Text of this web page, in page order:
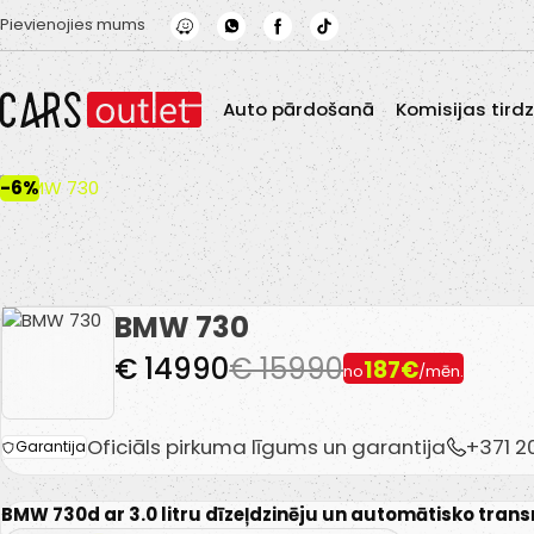
Skip to main content
Pievienojies mums
Auto pārdošanā Komisijas
-6%
BMW 730
no187€/mēn.
€ 15990
€ 14990
GarantijaOficiāls pirkuma līgums un garantija +371
BMW 730d ar 3.0 litru dīzeļdzinēju un automātisko